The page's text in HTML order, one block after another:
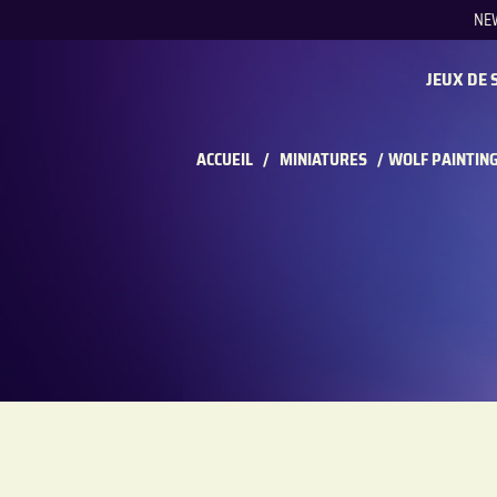
JEUX DE
ACCUEIL / MINIATURES /WOLF